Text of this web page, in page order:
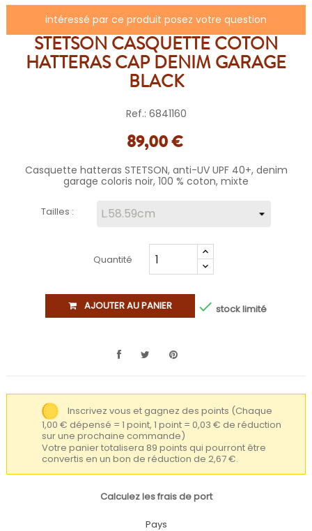
intéressé par ce produit posez votre question
STETSON CASQUETTE COTON
HATTERAS CAP DENIM GARAGE
BLACK
Ref.: 6841160
89,00 €
Casquette hatteras STETSON, anti-UV UPF 40+, denim
garage coloris noir, 100 % coton, mixte
Tailles :
Quantité
AJOUTER AU PANIER  stock limité
Inscrivez vous et gagnez des points (Chaque
1,00 € dépensé = 1 point, 1 point = 0,03 € de réduction
sur une prochaine commande)
Votre panier totalisera 89 points qui pourront être
convertis en un bon de réduction de 2,67 €.
Calculez les frais de port
Pays